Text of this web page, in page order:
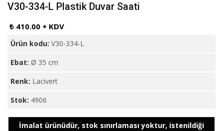
V30-334-L Plastik Duvar Saati
₺ 410.00 + KDV
Ürün kodu: V30-334-L
Ebat: Ø 35 cm
Renk: Lacivert
Stok: 4906
İmalat ürünüdür, stok sınırlaması yoktur, istenildiği